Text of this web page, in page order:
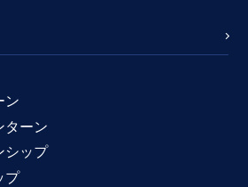
ン
ターン
シップ
プ